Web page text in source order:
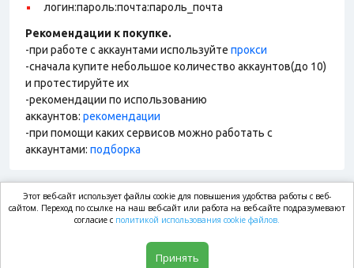
логин:пароль:почта:пароль_почта
Рекомендации к покупке.
-при работе с аккаунтами используйте прокси
-сначала купите небольшое количество аккаунтов(до 10)
и протестируйте их
-рекомендации по использованию
аккаунтов: рекомендации
-при помощи каких сервисов можно работать с
аккаунтами: подборка
market.com
Этот веб-сайт использует файлы cookie для повышения удобства работы с веб-
сайтом. Переход по ссылке на наш веб-сайт или работа на веб-сайте подразумевают
согласие с политикой использования cookie файлов.
Принять